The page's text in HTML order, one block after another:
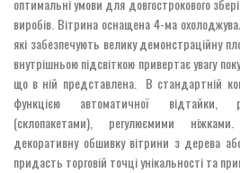
оптимальні умови для довгострокового
виробів. Вітрина оснащена 4-ма
які забезпечують велику демонстраційну
внутрішньою підсвіткою привертає увагу
що в ній представлена. В стандартній
функцією автоматичної відтайки,
(склопакетами), регулюємими
декоративну обшивку вітрини з дерева
придасть торговій точці унікальності та